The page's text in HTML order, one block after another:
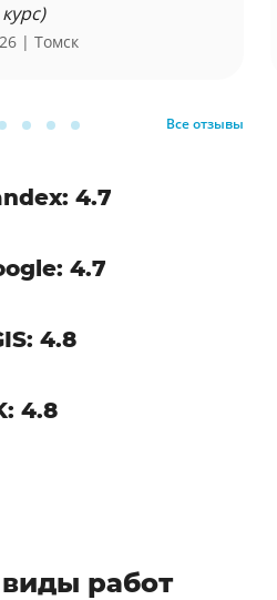
| Томск
Все отзывы
4.7
4.7
4.8
4.8
работ